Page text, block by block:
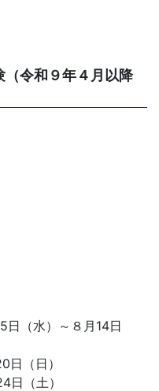
令和９年４月以降
（水）～８月14日
（日）
（土）